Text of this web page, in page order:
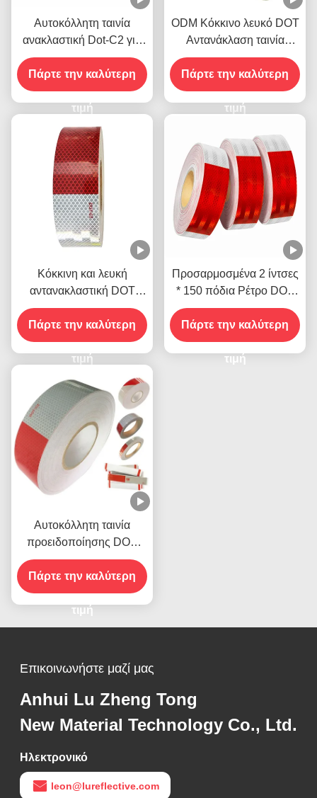
Αυτοκόλλητη ταινία
ανακλαστική Dot-C2 για
φορτηγά, υψηλής
έντασης, εκτυπώσιμη,
πρισματική
Πάρτε την καλύτερη
τιμή
ODM Κόκκινο λευκό DOT
Αντανάκλαση ταινία
αυτοκόλλητη ανθεκτική
στο καιρό
Πάρτε την καλύτερη
τιμή
Κόκκινη και λευκή
αντανακλαστική DOT
αντανακλαστική ταινία για
εξωτερικούς χώρους
Πάρτε την καλύτερη
τιμή
Προσαρμοσμένα 2 ίντσες
* 150 πόδια Ρέτρο DOT
C2 Αντανάκλαση ταινίες
αυτοκόλλητα για
ρυμουλκούμενα φορτηγά
Πάρτε την καλύτερη
τιμή
Αυτοκόλλητη ταινία
προειδοποίησης DOT
C2, ανακλαστική, υψηλής
ορατότητας για
ρυμουλκούμενα
Πάρτε την καλύτερη
τιμή
Επικοινωνήστε μαζί μας
Anhui Lu Zheng Tong
New Material Technology Co., Ltd.
Ηλεκτρονικό
leon@lureflective.com